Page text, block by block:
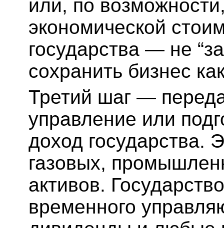
или, по
экономической
государства — не
сохранить бизнес
Третий шаг —
управление или
доход государства.
газовых,
активов.
временного